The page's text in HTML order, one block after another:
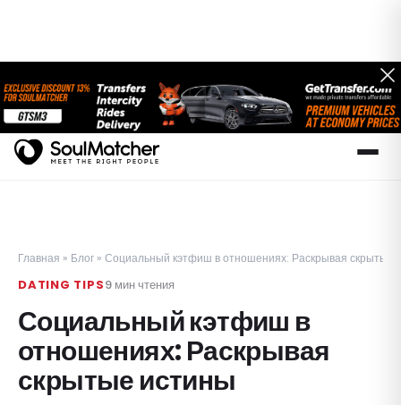
Главная » Блог » Социальный кэтфиш в отношениях: Раскрывая скрытые
DATING TIPS9 мин чтения
Социальный кэтфиш в
отношениях: Раскрывая
скрытые истины